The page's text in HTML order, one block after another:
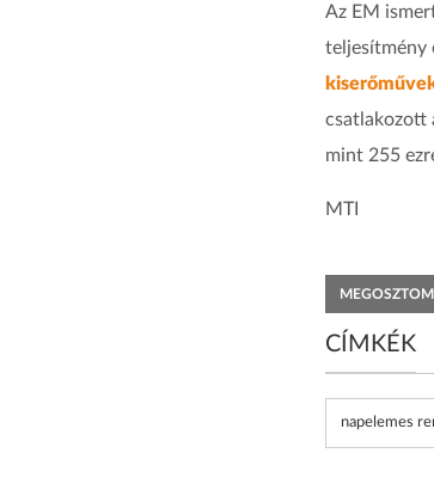
Az EM
teljesítmény
csatlakozott
mint 255
MTI
CÍMKÉK
napelemes